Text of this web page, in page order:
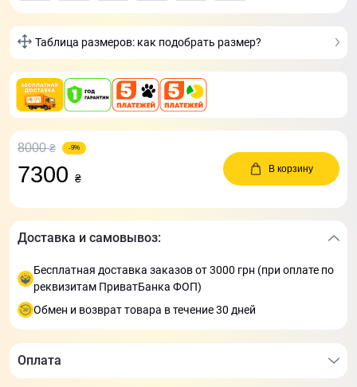
Таблица размеров: как подобрать размер?
8000₴ -9%
7300 ₴
В корзину
Доставка и самовывоз:
Бесплатная доставка заказов от 3000 грн (при оплате по
реквизитам ПриватБанка ФОП)
Обмен и возврат товара в течение 30 дней
Оплата